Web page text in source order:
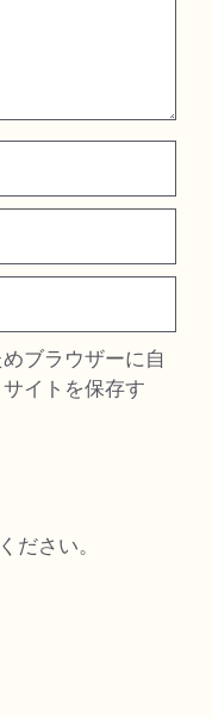
ブラウザーに自
イトを保存す
ださい。